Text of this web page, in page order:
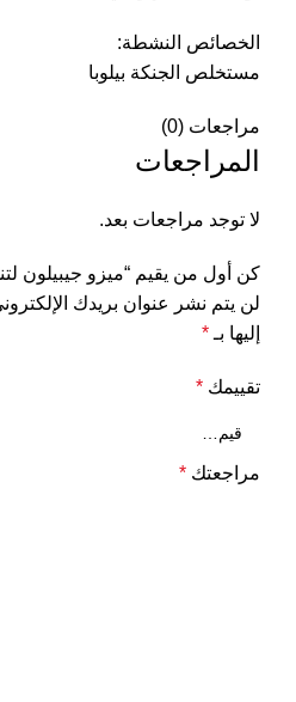
الخصائص النشطة:
مستخلص الجنكة بيلوبا
مراجعات (0)
المراجعات
لا توجد مراجعات بعد.
كن أول من يقيم “ميزو جيبيلون
لن يتم نشر عنوان بريدك
إليها بـ *
تقييمك *
مراجعتك *